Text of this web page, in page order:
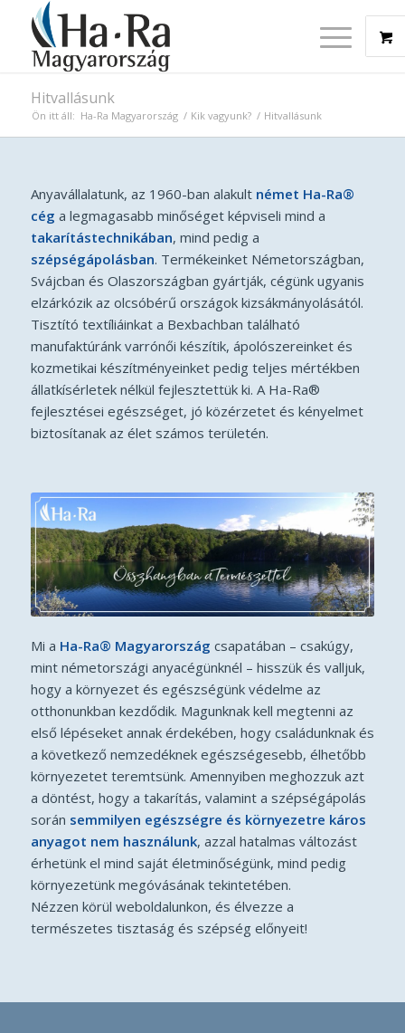
Hitvallásunk
Ön itt áll: Ha-Ra Magyarország / Kik vagyunk? / Hitvallásunk
Anyavállalatunk, az 1960-ban alakult német Ha-Ra®
cég a legmagasabb minőséget képviseli mind a
takarítástechnikában, mind pedig a
szépségápolásban. Termékeinket Németországban,
Svájcban és Olaszországban gyártják, cégünk ugyanis
elzárkózik az olcsóbérű országok kizsákmányolásától.
Tisztító textíliáinkat a Bexbachban található
manufaktúránk varrónői készítik, ápolószereinket és
kozmetikai készítményeinket pedig teljes mértékben
állatkísérletek nélkül fejlesztettük ki. A Ha-Ra®
fejlesztései egészséget, jó közérzetet és kényelmet
biztosítanak az élet számos területén.
Mi a Ha-Ra® Magyarország csapatában – csakúgy,
mint németországi anyacégünknél – hisszük és valljuk,
hogy a környezet és egészségünk védelme az
otthonunkban kezdődik. Magunknak kell megtenni az
első lépéseket annak érdekében, hogy családunknak és
a következő nemzedéknek egészségesebb, élhetőbb
környezetet teremtsünk. Amennyiben meghozzuk azt
a döntést, hogy a takarítás, valamint a szépségápolás
során semmilyen egészségre és környezetre káros
anyagot nem használunk, azzal hatalmas változást
érhetünk el mind saját életminőségünk, mind pedig
környezetünk megóvásának tekintetében.
Nézzen körül weboldalunkon, és élvezze a
természetes tisztaság és szépség előnyeit!